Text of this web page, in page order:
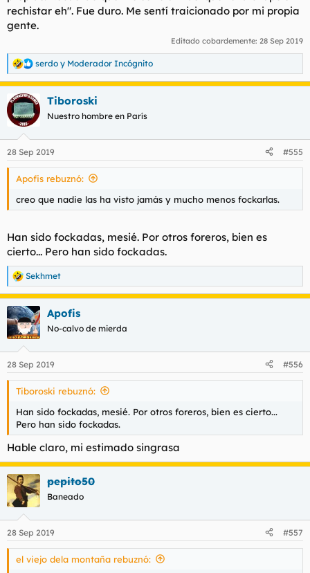
rechistar eh". Fue duro. Me sentí traicionado por mi propia
gente.
Editado cobardemente: 28 Sep 2019
R
e
a
c
c
i
e
s
serdo y Moderador Incógnito
Tiboroski
Nuestro hombre en París
28 Sep 2019 #555
Apofis rebuznó:
creo que nadie las ha visto jamás y mucho menos fockarlas.
Han sido fockadas, mesié. Por otros foreros, bien es
cierto... Pero han sido fockadas.
R
e
a
c
c
i
e
s
Sekhmet
Apofis
No-calvo de mierda
28 Sep 2019 #556
Tiboroski rebuznó:
Han sido fockadas, mesié. Por otros foreros, bien es cierto...
Pero han sido fockadas.
Hable claro, mi estimado singrasa
pepito50
Baneado
28 Sep 2019 #557
el viejo dela montaña rebuznó: